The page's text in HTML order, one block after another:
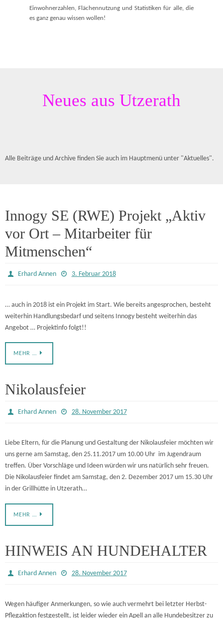
Einwohnerzahlen, Flächennutzung und Statistiken für alle, die
es ganz genau wissen wollen!
Neues aus Utzerath
Alle Beiträge und Archive finden Sie auch im Hauptmenü unter "Aktuelles".
Innogy SE (RWE) Projekt „Aktiv
vor Ort – Mitarbeiter für
Mitmenschen“
Erhard Annen 3. Februar 2018
… auch in 2018 ist ein Projekt im Start. Wie bereits angesprochen, besteht
weiterhin Handlungsbedarf und seitens Innogy besteht weiterhin das
Angebot … Projektinfo folgt!!
MEHR …
Nikolausfeier
Erhard Annen 28. November 2017
Liebe Eltern, für die Planung und Gestaltung der Nikolausfeier möchten wir
uns gerne am Samstag, den 25.11.2017 um 10.00 Uhr im Jugendraum
treffen. Über Vorschläge und Ideen würden wir uns natürlich sehr freuen.
Die Nikolausfeier findet am Samstag, den 2. Dezember 2017 um 15.30 Uhr
in der Grillhütte in Utzerath…
MEHR …
HINWEIS AN HUNDEHALTER
Erhard Annen 28. November 2017
Wegen häufiger Anmerkungen, so wie auch vermehrt bei letzter Herbst-
Pflegaktion festgestellt, ist leider wieder ein Apell an alle Hundebesitzer zu